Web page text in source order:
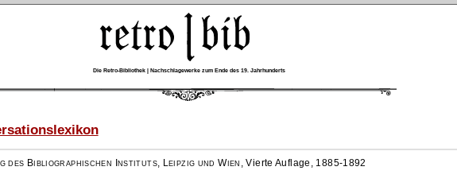
Die Retro-Bibliothek | Nachschlagewerke zum Ende des 19. Jahrhunderts
des Bibliographischen Instituts, Leipzig und Wien ,Vierte Auflage, 1885-1892